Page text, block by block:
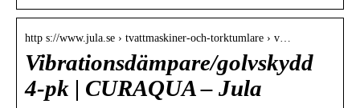
http s://www.jula.se › tvattmaskiner-och-torktumlare › v…
Vibrationsdämpare/golvskydd
4-pk | CURAQUA – Jula